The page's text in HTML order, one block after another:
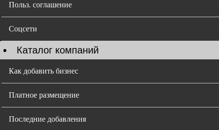
Польз. соглашение
Соцсети
Каталог компаний
Как добавить бизнес
Платное размещение
Последние добавления